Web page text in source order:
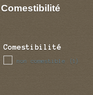
Comestibilité
Comestibilité
non comestible (1)